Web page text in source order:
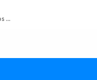
...